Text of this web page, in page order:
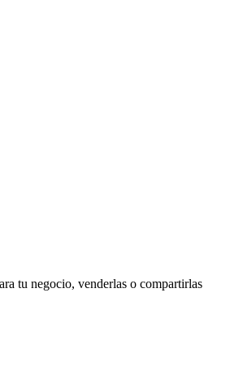
tu negocio, venderlas o compartirlas